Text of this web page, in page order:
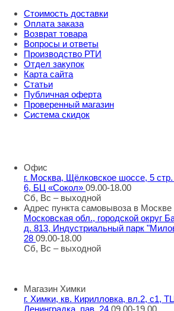
Стоимость доставки
Оплата заказа
Возврат товара
Вопросы и ответы
Производство РТИ
Отдел закупок
Карта сайта
Статьи
Публичная оферта
Проверенный магазин
Система скидок
Офис
г. Москва, Щёлковское шоссе, 5
6, БЦ «Сокол» 09.00-18.00
Сб, Вс – выходной
Адрес пункта самовывоза в Москве
Московская обл., городской округ
д. 813, Индустриальный парк
28 09.00-18.00
Сб, Вс – выходной
Магазин Химки
г. Химки, кв. Кирилловка, вл.2, с1,
Ленинградка, пав. 24 09.00-19.00